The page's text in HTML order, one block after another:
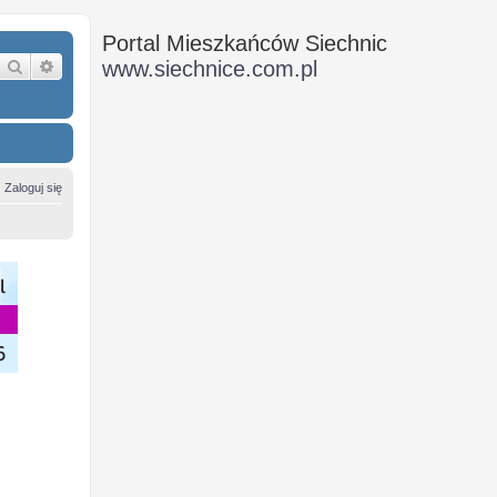
Szukaj Wyszukiwanie zaawansowane
Zaloguj się
Portal Mieszkańców Siechnic
www.siechnice.com.pl